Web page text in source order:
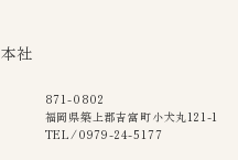
本社
871-0802
福岡県築上郡吉富町小犬丸121-1
TEL/0979-24-5177